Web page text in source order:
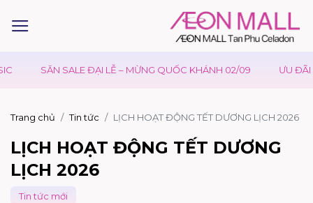
SĂN SALE ĐẠI LỄ – MỪNG QUỐC KHÁNH 02/09 ƯU ĐÃI
Trang chủ Tin tức LỊCH HOẠT ĐỘNG TẾT DƯƠNG LỊCH 2026
LỊCH HOẠT ĐỘNG TẾT DƯƠNG
LỊCH 2026
Tin tức mới